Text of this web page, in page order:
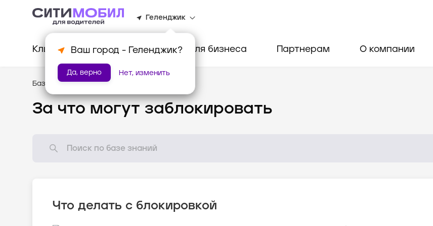
Геленджик
Ваш город - Геленджик?
Да, верно Нет, изменить
Клиентам Водителям Для бизнеса Партнерам О компании
База знаний /Как всё устроено?
За что могут заблокировать
Что делать с блокировкой